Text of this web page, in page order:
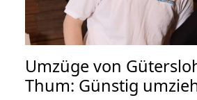
Umzüge von
Thum: Günstig